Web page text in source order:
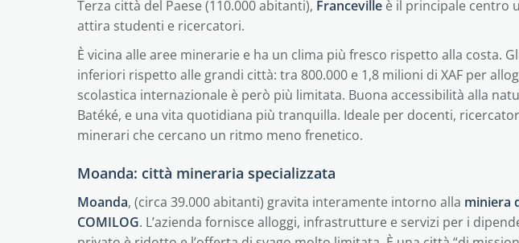
Terza città del Paese (110.000 abitanti), Franceville è il principale centro
attira studenti e ricercatori.
È vicina alle aree minerarie e ha un clima più fresco rispetto alla costa.
inferiori rispetto alle grandi città: tra 800.000 e 1,8 milioni di XAF per
scolastica internazionale è però più limitata. Buona accessibilità alla
Batéké, e una vita quotidiana più tranquilla. Ideale per docenti,
minerari che cercano un ritmo meno frenetico.
Moanda: città mineraria specializzata
Moanda, (circa 39.000 abitanti) gravita interamente intorno alla miniera
COMILOG. L’azienda fornisce alloggi, infrastrutture e servizi per i